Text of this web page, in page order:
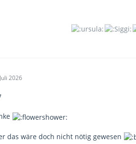
2026
das wäre doch nicht nötig gewesen